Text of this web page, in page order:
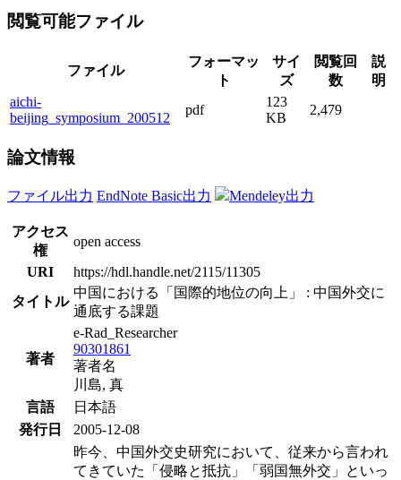
閲覧可能ファイル
ファイル
フォーマッ
ト
サイ
ズ
閲覧回
数
説
明
aichi-
beijing_symposium_200512
pdf
123
KB
2,479
論文情報
ファイル出力 EndNote Basic出力 Mendeley出力
アクセス
権
open access
URI
https://hdl.handle.net/2115/11305
タイトル
中国における「国際的地位の向上」 : 中国外交に
通底する課題
著者
e-Rad_Researcher
90301861
著者名
川島, 真
言語
日本語
発行日
2005-12-08
昨今、中国外交史研究において、従来から言われ
てきていた「侵略と抵抗」「弱国無外交」といっ